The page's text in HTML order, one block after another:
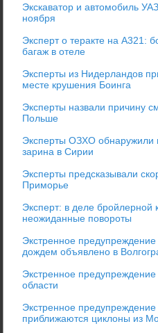
Экскаватор и автомобиль
ноября
Эксперт о теракте на А321:
багаж в отеле
Эксперты из Нидерландов
месте крушения Боинга
Эксперты назвали причину
Польше
Эксперты ОЗХО обнаружили
зарина в Сирии
Эксперты предсказывали
Приморье
Эксперт: в деле бройлерной
неожиданные повороты
Экстренное
дождем объявлено в
Экстренное
области
Экстренное
приближаются циклоны из